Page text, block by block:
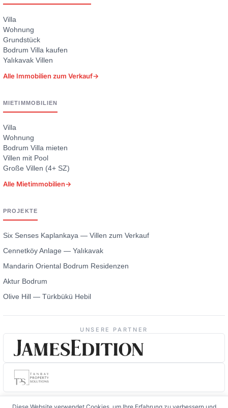
Villa
Wohnung
Grundstück
Bodrum Villa kaufen
Yalıkavak Villen
Alle Immobilien zum Verkauf→
MIETIMMOBILIEN
Villa
Wohnung
Bodrum Villa mieten
Villen mit Pool
Große Villen (4+ SZ)
Alle Mietimmobilien→
PROJEKTE
Six Senses Kaplankaya — Villen zum Verkauf
Cennetköy Anlage — Yalıkavak
Mandarin Oriental Bodrum Residenzen
Aktur Bodrum
Olive Hill — Türkbükü Hebil
UNSERE PARTNER